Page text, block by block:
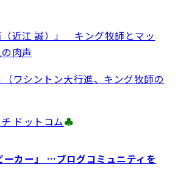
（近江 誠）」 キング牧師とマッ
肉声
（ワシントン大行進、キング牧師の
ドットコム♣
ーカー」 …ブログコミュニティを